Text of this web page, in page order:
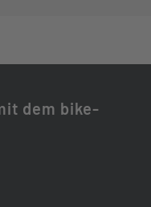
dem bike-